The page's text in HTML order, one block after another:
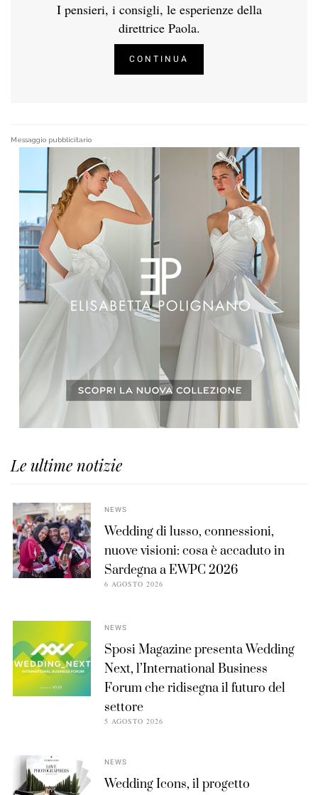
I pensieri, i consigli, le esperienze della
direttrice Paola.
CONTINUA
Messaggio pubblicitario
Le ultime notizie
NEWS
Wedding di lusso, connessioni,
nuove visioni: cosa è accaduto in
Sardegna a EWPC 2026
6 AGOSTO 2026
NEWS
Sposi Magazine presenta Wedding
Next, l’International Business
Forum che ridisegna il futuro del
settore
5 AGOSTO 2026
NEWS
Wedding Icons, il progetto